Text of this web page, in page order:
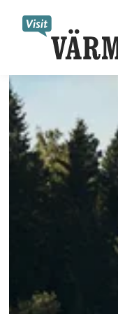
content